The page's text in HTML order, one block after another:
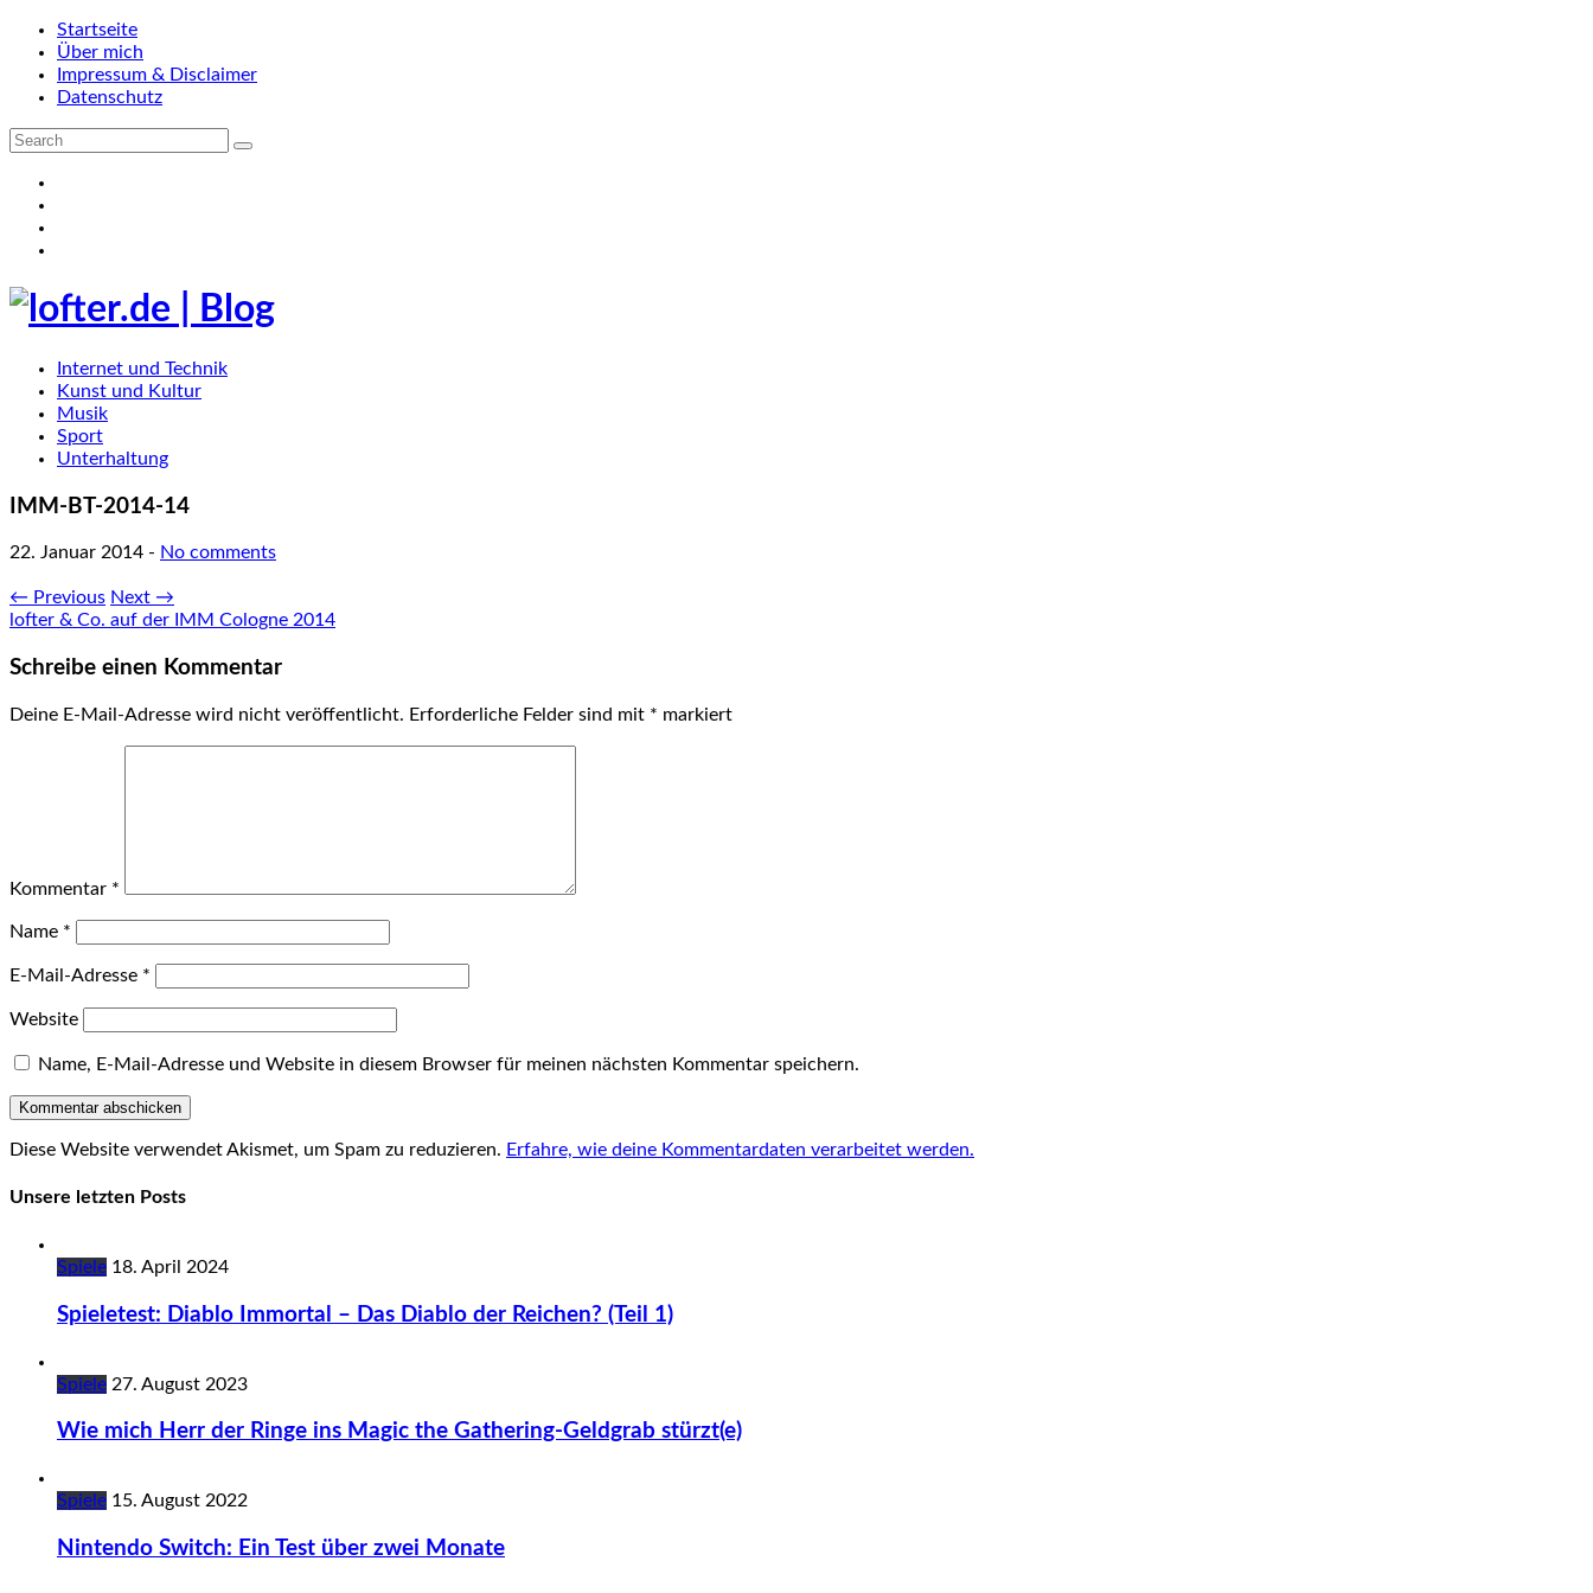
Startseite
Über mich
Impressum & Disclaimer
Datenschutz
Internet und Technik
Kunst und Kultur
Musik
Sport
Unterhaltung
IMM-BT-2014-14
22. Januar 2014 - No comments
← Previous Next →
lofter & Co. auf der IMM Cologne 2014
Schreibe einen Kommentar
Deine E-Mail-Adresse wird nicht veröffentlicht. Erforderliche Felder sind mit * markiert
Kommentar *
Name *
E-Mail-Adresse *
Website
Name, E-Mail-Adresse und Website in diesem Browser für meinen nächsten Kommentar speichern.
Diese Website verwendet Akismet, um Spam zu reduzieren. Erfahre, wie deine Kommentardaten verarbeitet werden.
Unsere letzten Posts
Spiele 18. April 2024
Spieletest: Diablo Immortal – Das Diablo der Reichen? (Teil 1)
Spiele 27. August 2023
Wie mich Herr der Ringe ins Magic the Gathering-Geldgrab stürzt(e)
Spiele 15. August 2022
Nintendo Switch: Ein Test über zwei Monate